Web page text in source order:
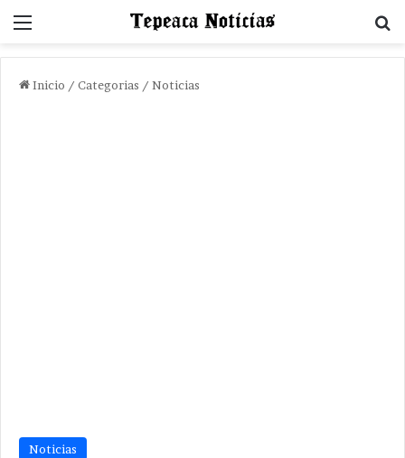
Menu
Inicio / Categorias / Noticias
Noticias